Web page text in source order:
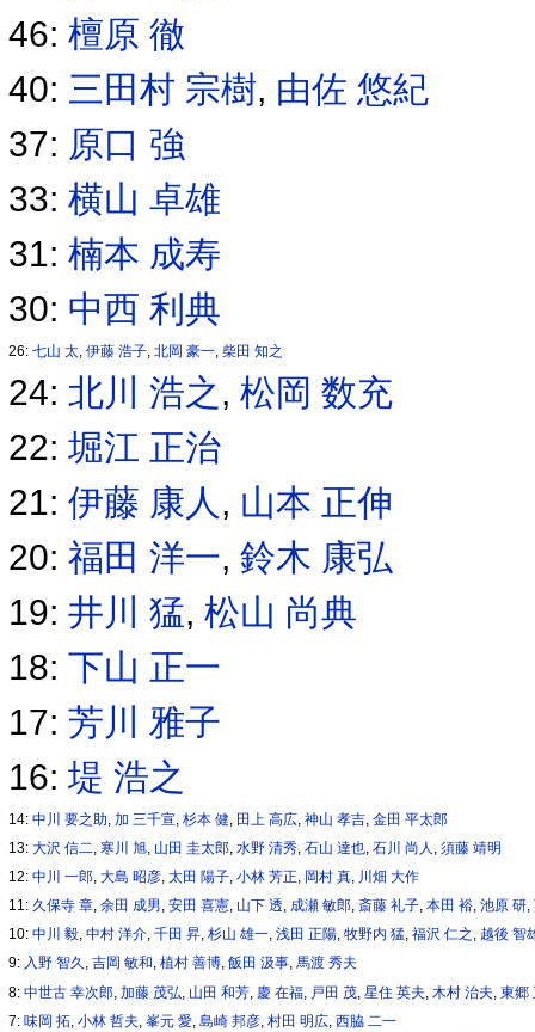
46:檀原 徹
40: 三田村 宗樹, 由佐 悠紀
37: 原口 強
33:横山 卓雄
31:楠本 成寿
30: 中西 利典
26:七山 太 ,伊藤 浩子 ,北岡 豪一 ,柴田 知之
24:北川 浩之,松岡 数充
22:堀江 正治
21:伊藤 康人 , 山本 正伸
20:福田 洋一,鈴木 康弘
19:井川 猛,松山 尚典
18:下山 正一
17:芳川 雅子
16:堤 浩之
14:中川 要之助,加 三千宣,杉本 健, 田上 高広,神山 孝吉,金田 平太郎
13:大沢 信二,寒川 旭, 山田 圭太郎,水野 清秀,石山 達也,石川 尚人 ,須藤 靖明
12:中川 一郎,大島 昭彦,太田 陽子,小林 芳正, 岡村 真, 川畑 大作
11: 久保寺 章,余田 成男,安田 喜憲, 山下 透, 成瀬 敏郎,斎藤 礼子,本田 裕,池原 研,
10:中川 毅,中村 洋介,千田 昇,杉山 雄一,浅田 正陽,牧野内 猛,福沢 仁之 , 越後 智
9: 入野 智久 ,吉岡 敏和,植村 善博,飯田 汲事,馬渡 秀夫
8:中世古 幸次郎 ,加藤 茂弘 山田 和芳 慶 在福 戸田 茂 ,星住 英夫 木村 治夫 ,東郷
7:味岡 拓 ,小林 哲夫 ,峯元 愛 ,島崎 邦彦 ,村田 明広 ,西脇 二一